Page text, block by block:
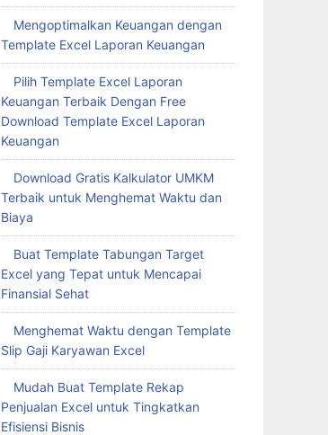
Mengoptimalkan Keuangan dengan
Template Excel Laporan Keuangan
Pilih Template Excel Laporan
Keuangan Terbaik Dengan Free
Download Template Excel Laporan
Keuangan
Download Gratis Kalkulator UMKM
Terbaik untuk Menghemat Waktu dan
Biaya
Buat Template Tabungan Target
Excel yang Tepat untuk Mencapai
Finansial Sehat
Menghemat Waktu dengan Template
Slip Gaji Karyawan Excel
Mudah Buat Template Rekap
Penjualan Excel untuk Tingkatkan
Efisiensi Bisnis